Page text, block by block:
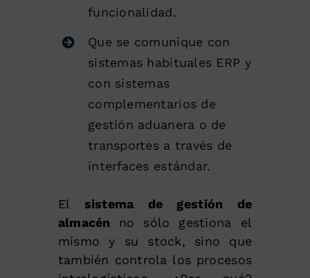
funcionalidad.
Que se comunique con
sistemas habituales ERP y
con sistemas
complementarios de
gestión aduanera o de
transportes a través de
interfaces estándar.
El sistema de gestión de
almacén no sólo gestiona el
mismo y su stock, sino que
también controla los procesos